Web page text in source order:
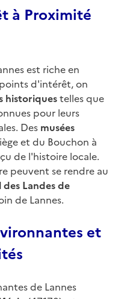
à Proximité
est riche en
d'intérêt, on
historiquestelles que
pour leurs
Des musées
et du Bouchon à
de l'histoire locale.
peuvent se rendre au
Landes de
de Lannes.
et
de Lannes